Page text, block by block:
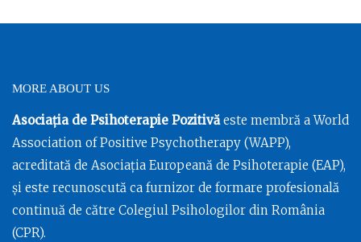
MORE ABOUT US
Asociația de Psihoterapie Pozitivăeste membră a World
Association of Positive Psychotherapy (WAPP),
acreditată de Asociația Europeană de Psihoterapie (EAP),
și este recunoscută ca furnizor de formare profesională
continuă de către Colegiul Psihologilor din România
(CPR).